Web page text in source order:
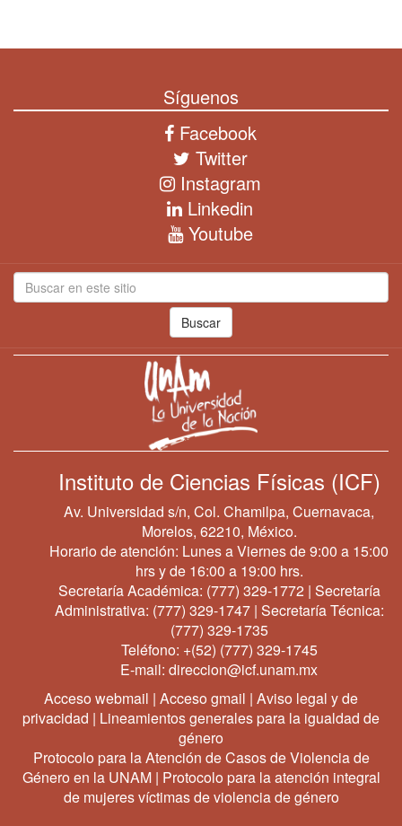
Síguenos
Facebook
Twitter
Instagram
Linkedin
Youtube
Buscar
Instituto de Ciencias Físicas (ICF)
Av. Universidad s/n, Col. Chamilpa, Cuernavaca,
Morelos, 62210, México.
Horario de atención: Lunes a Viernes de 9:00 a 15:00
hrs y de 16:00 a 19:00 hrs.
Secretaría Académica: (777) 329-1772 | Secretaría
Administrativa: (777) 329-1747| Secretaría Técnica:
(777) 329-1735
Teléfono: +(52) (777) 329-1745
E-mail: direccion@icf.unam.mx
Acceso webmail | Acceso gmail | Aviso legal y de
privacidad | Lineamientos generales para la igualdad de
género
Protocolo para la Atención de Casos de Violencia de
Género en la UNAM| Protocolo para la atención integral
de mujeres víctimas de violencia de género